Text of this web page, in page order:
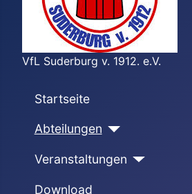
VfL Suderburg v. 1912. e.V.
Startseite
Abteilungen
Veranstaltungen
Download